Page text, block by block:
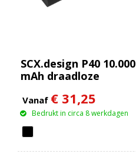
SCX.design P40 10.000
mAh draadloze
met oplichtend
Vanaf € 31,25
Bedrukt in circa 8 werkdagen